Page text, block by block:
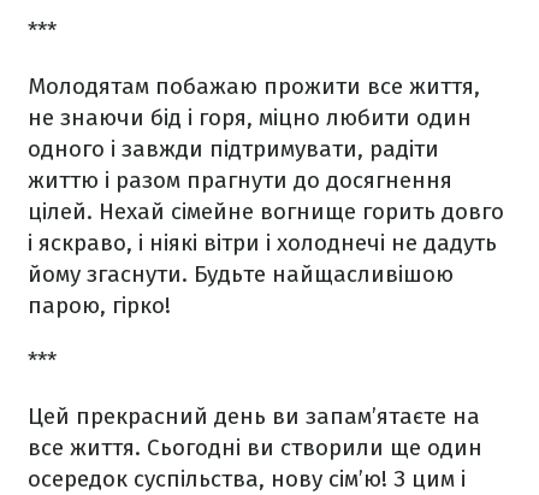
***
Молодятам побажаю прожити все життя,
не знаючи бід і горя, міцно любити один
одного і завжди підтримувати, радіти
життю і разом прагнути до досягнення
цілей. Нехай сімейне вогнище горить довго
і яскраво, і ніякі вітри і холоднечі не дадуть
йому згаснути. Будьте найщасливішою
парою, гірко!
***
Цей прекрасний день ви запам’ятаєте на
все життя. Сьогодні ви створили ще один
осередок суспільства, нову сім’ю! З цим і